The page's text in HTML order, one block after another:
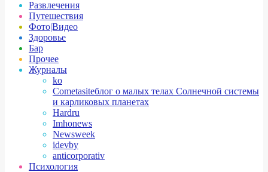
Развлечения
Путешествия
Фото|Видео
Здоровье
Бар
Прочее
Журналы
ko
Cometasiteблог о малых телах Солнечной системы
и карликовых планетах
Hardru
Imhonews
Newsweek
idevby
anticorporativ
Психология